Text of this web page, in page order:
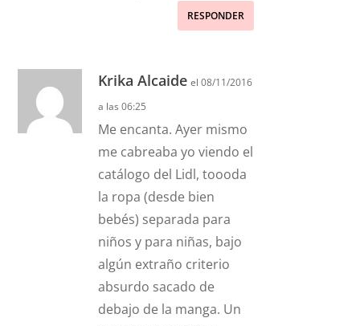
RESPONDER
Krika Alcaide el 08/11/2016
a las 06:25
Me encanta. Ayer mismo
me cabreaba yo viendo el
catálogo del Lidl, toooda
la ropa (desde bien
bebés) separada para
niños y para niñas, bajo
algún extraño criterio
absurdo sacado de
debajo de la manga. Un